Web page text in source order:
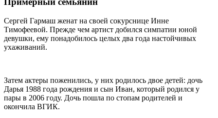
Сергей Гармаш женат на своей сокурснице Инне
Тимофеевой. Прежде чем артист добился симпатии юной
девушки, ему понадобилось целых два года настойчивых
ухаживаний.
Затем актеры поженились, у них родилось двое детей: дочь
Дарья 1988 года рождения и сын Иван, который родился у
пары в 2006 году. Дочь пошла по стопам родителей и
окончила ВГИК.